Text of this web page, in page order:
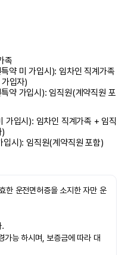
족
약 미 가입시): 임차인 직계가족
입자)
약 가입시): 임직원(계약직원 포
가입시): 임차인 직계가족 + 임직
입시): 임직원(계약직원 포함)
한 운전면허증을 소지한 자만 운
.
가능 하시며, 보증금에 따라 대